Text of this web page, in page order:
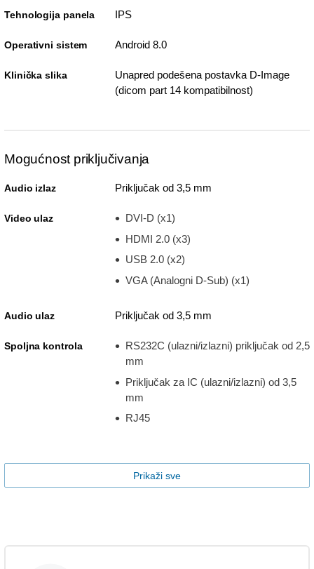
Tehnologija panela IPS
Operativni sistem Android 8.0
Klinička slika
Unapred podešena postavka D-Image
(dicom part 14 kompatibilnost)
Mogućnost priključivanja
Audio izlaz Priključak od 3,5 mm
Video ulaz
DVI-D (x1)
HDMI 2.0 (x3)
USB 2.0 (x2)
VGA (Analogni D-Sub) (x1)
Audio ulaz Priključak od 3,5 mm
Spoljna kontrola
RS232C (ulazni/izlazni) priključak od 2,5
mm
Priključak za IC (ulazni/izlazni) od 3,5
mm
RJ45
Prikaži sve